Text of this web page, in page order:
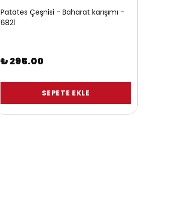
Patates Çeşnisi - Baharat karışımı -
6821
₺ 295.00
SEPETE EKLE